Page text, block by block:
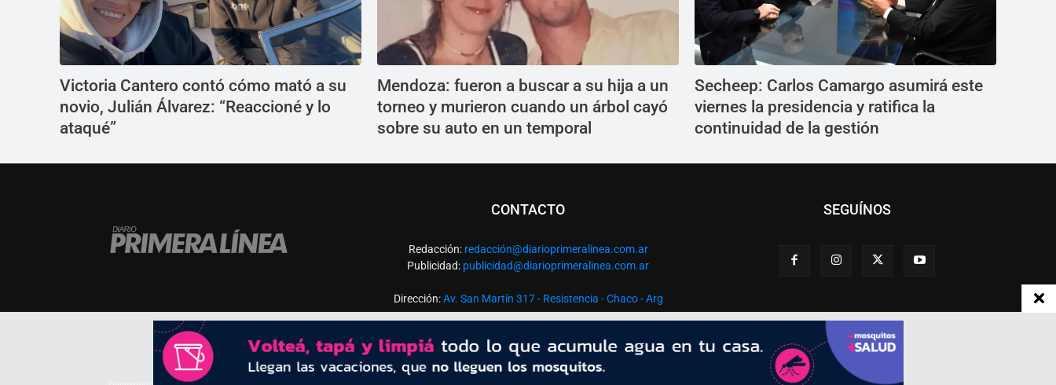
Victoria Cantero contó cómo mató a su
novio, Julián Álvarez: “Reaccioné y lo
ataqué”
Mendoza: fueron a buscar a su hija a un
torneo y murieron cuando un árbol cayó
sobre su auto en un temporal
Secheep: Carlos Camargo asumirá este
viernes la presidencia y ratifica la
continuidad de la gestión
CONTACTO
Redacción: redacción@diarioprimeralinea.com.ar
Publicidad: publicidad@diarioprimeralinea.com.ar
Dirección:Av. San Martín 317 - Resistencia - Chaco - Arg
SEGUÍNOS